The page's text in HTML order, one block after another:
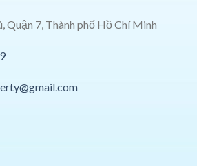
Quận 7, Thành phố Hồ Chí Minh